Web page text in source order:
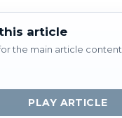
article
the main article content
PLAY ARTICLE